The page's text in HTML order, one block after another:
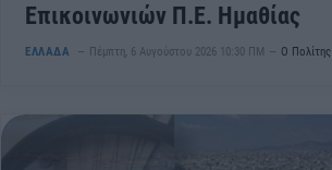
Επικοινωνιών Π.Ε. Ημαθίας
ΕΛΛΑΔΑ Πέμπτη, 6 Αυγούστου 2026 10:30 ΠΜ Ο Πολίτης